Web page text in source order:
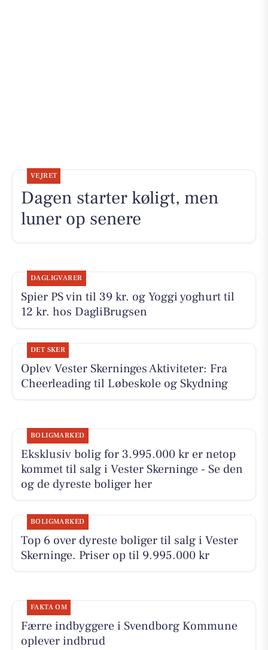
VEJRET
Dagen starter køligt, men
luner op senere
DAGLIGVARER
Spier PS vin til 39 kr. og Yoggi yoghurt til
12 kr. hos DagliBrugsen
DET SKER
Oplev Vester Skerninges Aktiviteter: Fra
Cheerleading til Løbeskole og Skydning
BOLIGMARKED
Eksklusiv bolig for 3.995.000 kr er netop
kommet til salg i Vester Skerninge - Se den
og de dyreste boliger her
BOLIGMARKED
Top 6 over dyreste boliger til salg i Vester
Skerninge. Priser op til 9.995.000 kr
FAKTA OM
Færre indbyggere i Svendborg Kommune
oplever indbrud